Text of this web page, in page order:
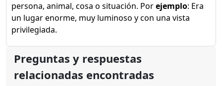
persona, animal, cosa o situación. Porejemplo: Era
un lugar enorme, muy luminoso y con una vista
privilegiada.
Preguntas y respuestas
relacionadas encontradas